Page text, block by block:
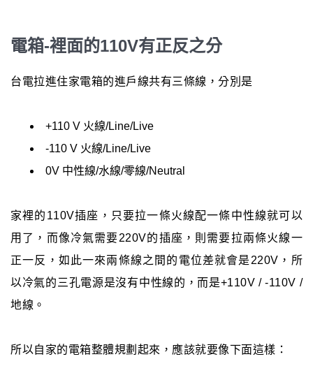
電箱-裡面的110V有正反之分
台電拉進住家電箱的進戶線共有三條線，分別是
+110 V 火線/Line/Live
-110 V 火線/Line/Live
0V 中性線/水線/零線/Neutral
家裡的110V插座，只要拉一條火線配一條中性線就可以
用了，而像冷氣需要220V的插座，則需要拉兩條火線一
正一反，如此一來兩條線之間的電位差就會是220V，所
以冷氣的三孔電源是沒有中性線的，而是+110V / -110V /
地線。
所以自家的電箱整體規劃起來，應該就要像下面這樣：